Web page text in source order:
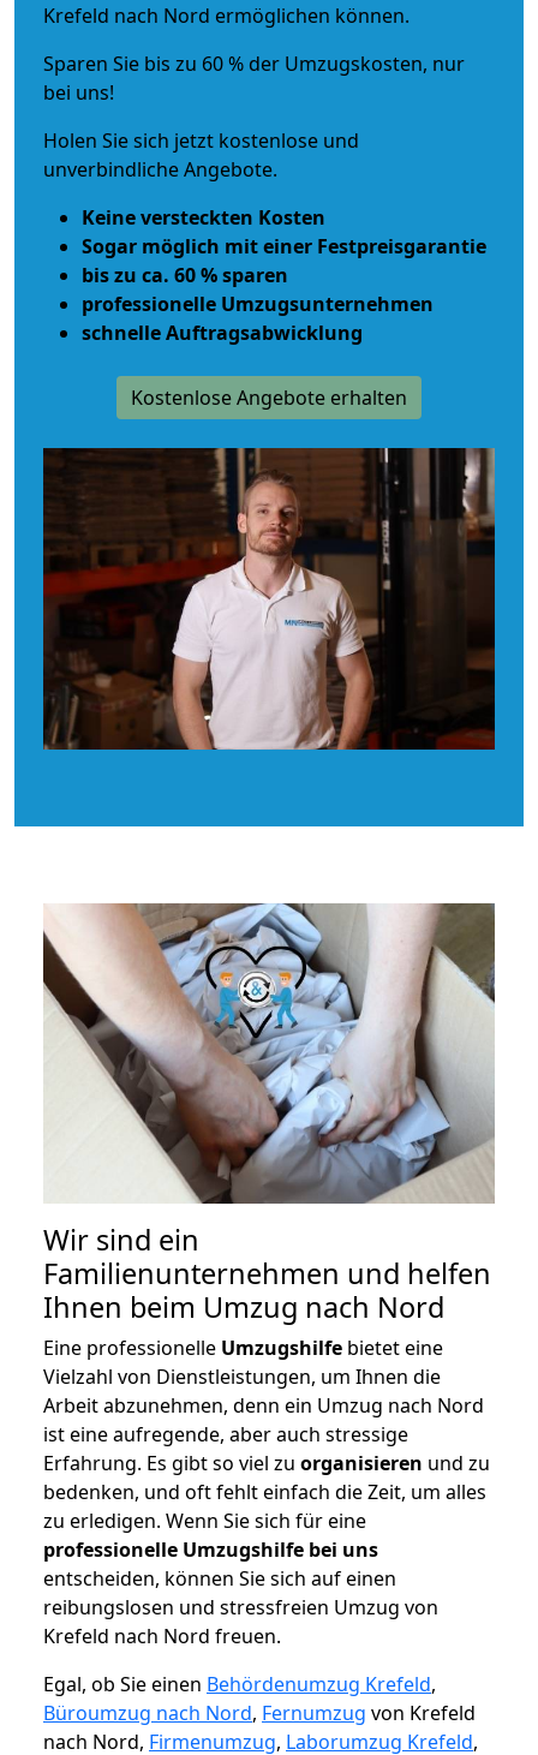
Krefeld nach Nord ermöglichen können.
Sparen Sie bis zu 60 % der Umzugskosten, nur
bei uns!
Holen Sie sich jetzt kostenlose und
unverbindliche Angebote.
Keine versteckten Kosten
Sogar möglich mit einer Festpreisgarantie
bis zu ca. 60 % sparen
professionelle Umzugsunternehmen
schnelle Auftragsabwicklung
Kostenlose Angebote erhalten
Wir sind ein
Familienunternehmen und helfen
Ihnen beim Umzug nach Nord
Eine professionelle Umzugshilfe bietet eine
Vielzahl von Dienstleistungen, um Ihnen die
Arbeit abzunehmen, denn ein Umzug nach Nord
ist eine aufregende, aber auch stressige
Erfahrung. Es gibt so viel zu organisieren und zu
bedenken, und oft fehlt einfach die Zeit, um alles
zu erledigen. Wenn Sie sich für eine
professionelle Umzugshilfe bei uns
entscheiden, können Sie sich auf einen
reibungslosen und stressfreien Umzug von
Krefeld nach Nord freuen.
Egal, ob Sie einen Behördenumzug Krefeld,
Büroumzug nach Nord, Fernumzug von Krefeld
nach Nord, Firmenumzug, Laborumzug Krefeld,